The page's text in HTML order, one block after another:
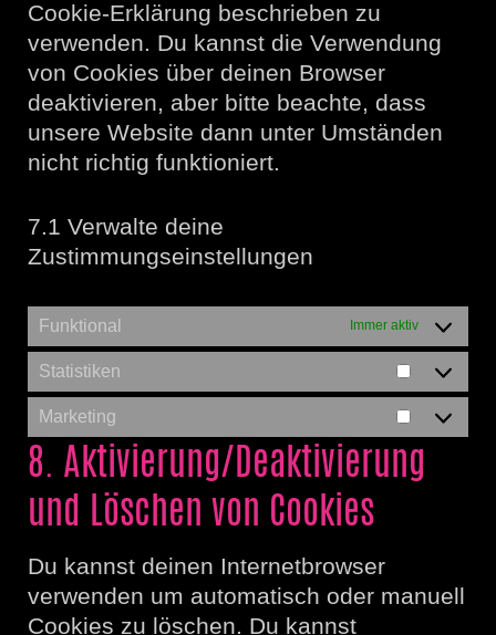
Cookie-Erklärung beschrieben zu
verwenden. Du kannst die Verwendung
von Cookies über deinen Browser
deaktivieren, aber bitte beachte, dass
unsere Website dann unter Umständen
nicht richtig funktioniert.
7.1 Verwalte deine
Zustimmungseinstellungen
Funktional Immer aktiv
Statistiken
Marketing
Marketing
8. Aktivierung/Deaktivierung
und Löschen von Cookies
Du kannst deinen Internetbrowser
verwenden um automatisch oder manuell
Cookies zu löschen. Du kannst